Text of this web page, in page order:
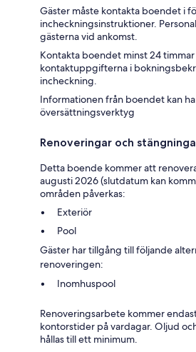
Gäster måste kontakta boendet i
incheckningsinstruktioner.
gästerna vid ankomst.
Kontakta boendet minst 24
kontaktuppgifterna i
incheckning.
Informationen från boendet kan
översättningsverktyg
Renoveringar och
Detta boende kommer att
augusti 2026 (slutdatum kan
områden påverkas:
Exteriör
Pool
Gäster har tillgång till följande
renoveringen:
Inomhuspool
Renoveringsarbete kommer
kontorstider på vardagar. Oljud
hållas till ett minimum.